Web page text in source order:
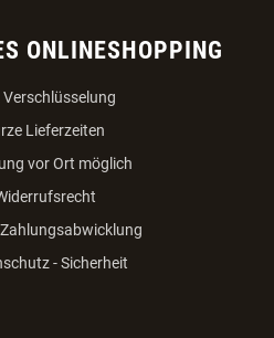
ONLINESHOPPING
Verschlüsselung
Lieferzeiten
vor Ort möglich
- Sicherheit